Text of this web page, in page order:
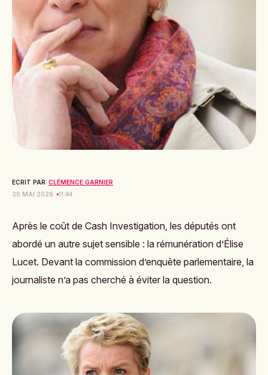
ECRIT PAR: CLÉMENCE GARNIER
30 MAI 2026
11:44
Après le coût de Cash Investigation, les députés ont
abordé un autre sujet sensible : la rémunération d’Élise
Lucet. Devant la commission d’enquête parlementaire, la
journaliste n’a pas cherché à éviter la question.